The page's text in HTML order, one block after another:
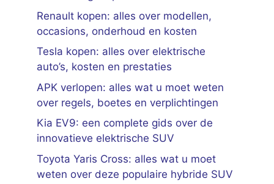
Renault kopen: alles over modellen,
occasions, onderhoud en kosten
Tesla kopen: alles over elektrische
auto’s, kosten en prestaties
APK verlopen: alles wat u moet weten
over regels, boetes en verplichtingen
Kia EV9: een complete gids over de
innovatieve elektrische SUV
Toyota Yaris Cross: alles wat u moet
weten over deze populaire hybride SUV